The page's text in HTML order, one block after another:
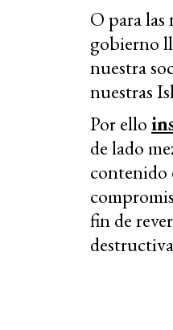
O para las
gobierno
nuestra
nuestras
Por ello
de lado
contenido
fin de